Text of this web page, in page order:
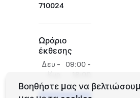
710024
Ωράριο
έκθεσης
Δευ -
09:00 -
18:00
Βοηθήστε μας να